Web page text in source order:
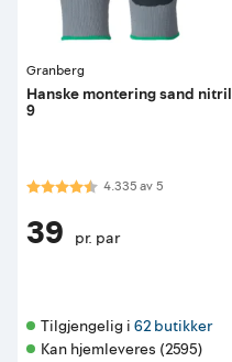
Granberg
Hanske montering sand nitril
9
Karakter:4.3 av 5 mulige
4.335av5
39 pr. par
Tilgjengelig i 62 butikker
Kan hjemleveres (2595)